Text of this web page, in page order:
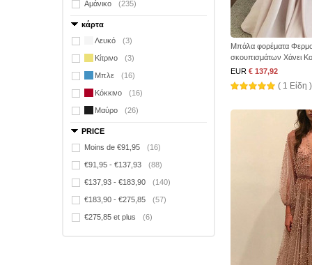
Αμάνικο (235)
κάρτα
Λευκό
(3)
Κίτρινο (3)
Μπλε (16)
Κόκκινο (16)
Μαύρο (26)
PRICE
Moins de €91,95
(16)
€91,95 - €137,93 (88)
€137,93 - €183,90 (140)
€183,90 - €275,85 (57)
€275,85 et plus (6)
Μπάλα φορέματα
σκουπισμάτων Χάνει
EUR € 137,92
( 1 Είδη )